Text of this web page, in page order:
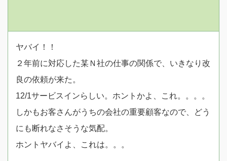
ヤバイ！！
２年前に対応した某Ｎ社の仕事の関係で、いきなり改
良の依頼が来た。
12/1サービスインらしい。ホントかよ、これ。。。。
しかもお客さんがうちの会社の重要顧客なので、どう
にも断れなさそうな気配。
ホントヤバイよ、これは。。。